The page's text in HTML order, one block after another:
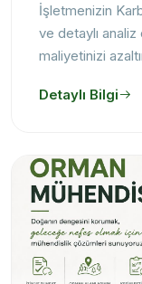
İşletmenizin
ve detaylı
maliyetinizi
Detaylı Bilgi